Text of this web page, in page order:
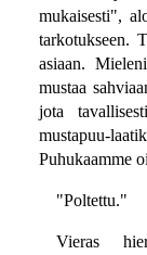
mukaisesti",
tarkotukseen.
asiaan.
mustaa
jota
mustapuu-
Puhukaamme
"Poltettu."
Vieras